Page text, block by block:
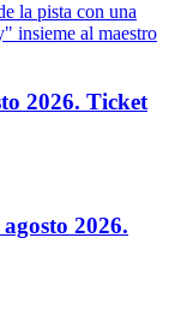
la pista con una
insieme al maestro
2026. Ticket
2026.